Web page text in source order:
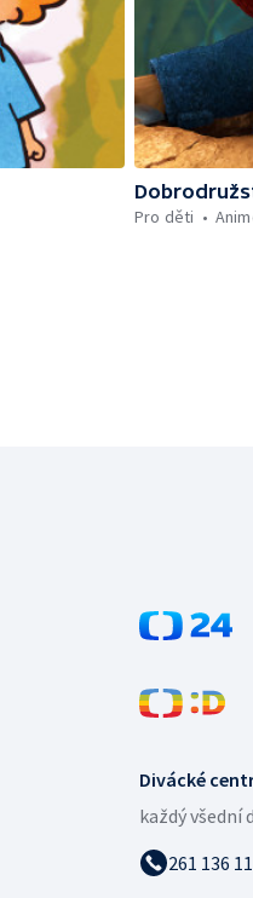
Pro děti
Divácké
každý všední
261 136